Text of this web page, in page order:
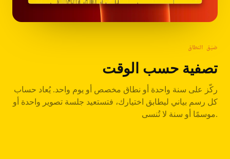
ضيّق النطاق
تصفية حسب الوقت
ركّز على سنة واحدة أو نطاق مخصص أو يوم واحد. يُعاد حساب
كل رسم بياني ليطابق اختيارك، فتستعيد جلسة تصوير واحدة أو